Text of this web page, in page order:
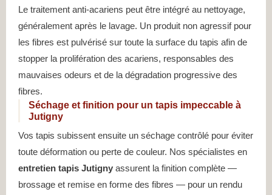
Le traitement anti-acariens peut être intégré au nettoyage,
généralement après le lavage. Un produit non agressif pour
les fibres est pulvérisé sur toute la surface du tapis afin de
stopper la prolifération des acariens, responsables des
mauvaises odeurs et de la dégradation progressive des
fibres.
Séchage et finition pour un tapis impeccable à
Jutigny
Vos tapis subissent ensuite un séchage contrôlé pour éviter
toute déformation ou perte de couleur. Nos spécialistes en
entretien tapis Jutigny assurent la finition complète —
brossage et remise en forme des fibres — pour un rendu